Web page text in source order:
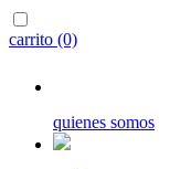
carrito (0)
quienes somos